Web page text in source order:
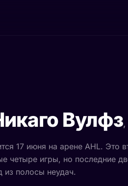
Вулфз,
17 июня на арене AHL. Это
четыре игры, но последние
из полосы неудач.